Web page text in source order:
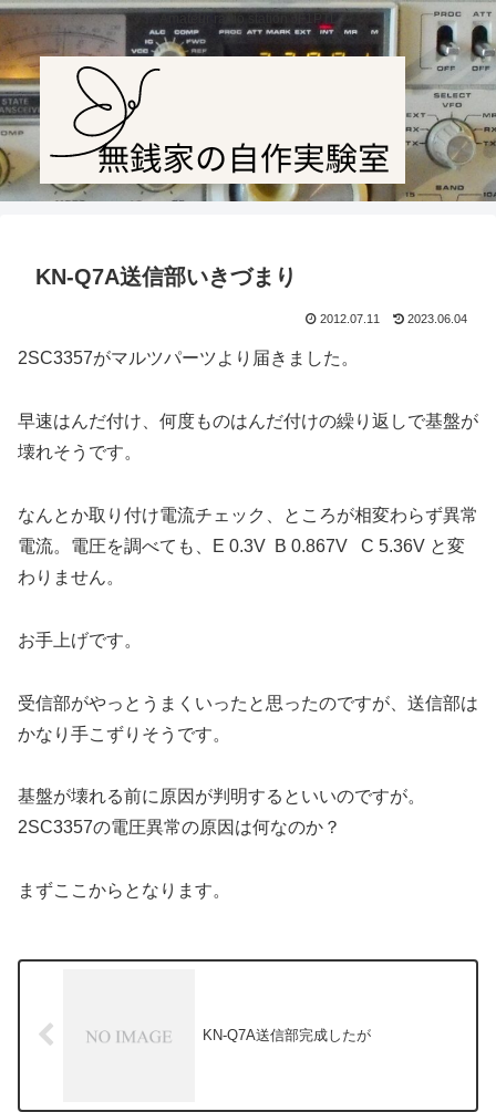
Amateur radio station JF1PTL
KN-Q7A送信部いきづまり
2012.07.11 2023.06.04
2SC3357がマルツパーツより届きました。
早速はんだ付け、何度ものはんだ付けの繰り返しで基盤が
壊れそうです。
なんとか取り付け電流チェック、ところが相変わらず異常
電流。電圧を調べても、E 0.3V B 0.867V C 5.36V と変
わりません。
お手上げです。
受信部がやっとうまくいったと思ったのですが、送信部は
かなり手こずりそうです。
基盤が壊れる前に原因が判明するといいのですが。
2SC3357の電圧異常の原因は何なのか？
まずここからとなります。
KN-Q7A送信部完成したが